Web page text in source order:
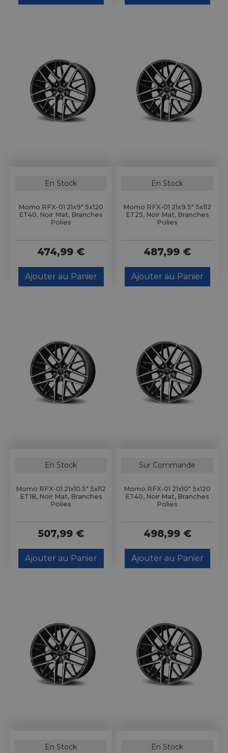
En Stock
Momo RFX-01 21x9" 5x120
ET40, Noir Mat, Branches
Polies
474,99 €
Ajouter au Panier
En Stock
Momo RFX-01 21x9.5" 5x112
ET25, Noir Mat, Branches
Polies
487,99 €
Ajouter au Panier
En Stock
Momo RFX-01 21x10.5" 5x112
ET18, Noir Mat, Branches
Polies
507,99 €
Ajouter au Panier
Sur Commande
Momo RFX-01 21x10" 5x120
ET40, Noir Mat, Branches
Polies
498,99 €
Ajouter au Panier
En Stock En Stock